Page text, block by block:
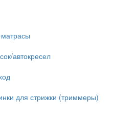
автокресел
для стрижки (триммеры)